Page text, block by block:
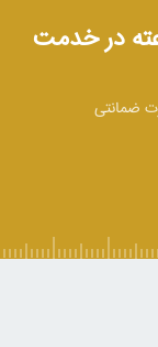
به صورت 24 ساعته در خدمت
ضمانتی